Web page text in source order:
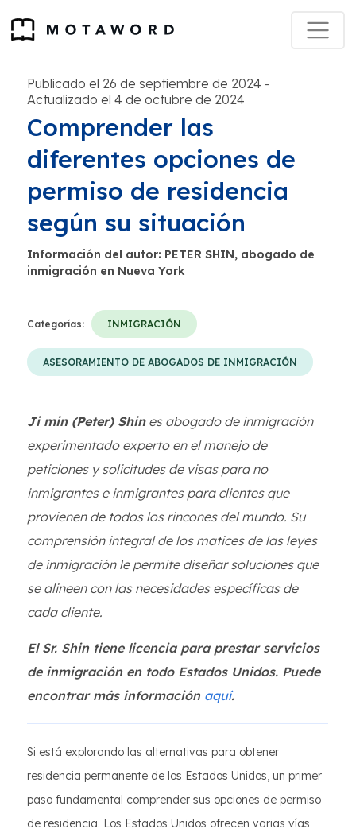
Publicado el 26 de septiembre de 2024 -
Actualizado el 4 de octubre de 2024
Comprender las
diferentes opciones de
permiso de residencia
según su situación
Información del autor: PETER SHIN, abogado de
inmigración en Nueva York
Categorías: INMIGRACIÓN
ASESORAMIENTO DE ABOGADOS DE INMIGRACIÓN
Ji min (Peter) Shines abogado de inmigración
experimentado experto en el manejo de
peticiones y solicitudes de visas para no
inmigrantes e inmigrantes para clientes que
provienen de todos los rincones del mundo. Su
comprensión integral de los matices de las leyes
de inmigración le permite diseñar soluciones que
se alineen con las necesidades específicas de
cada cliente.
El Sr. Shin tiene licencia para prestar servicios
de inmigración en todo Estados Unidos. Puede
encontrar más información aquí.
Si está explorando las alternativas para obtener
residencia permanente de los Estados Unidos, un primer
paso fundamental comprender sus opciones de permiso
de residencia. Los Estados Unidos ofrecen varias vías